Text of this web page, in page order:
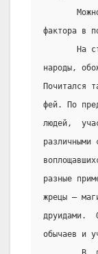
фактора в
На
народы,
Почитался
фей. По
людей,
разные
жрецы –
друидами.
обычаев и